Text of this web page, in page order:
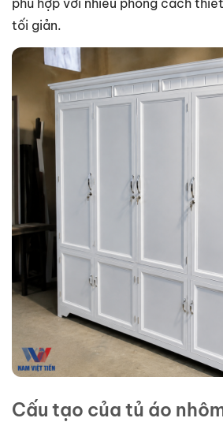
tối giản.
Cấu tạo của tủ áo